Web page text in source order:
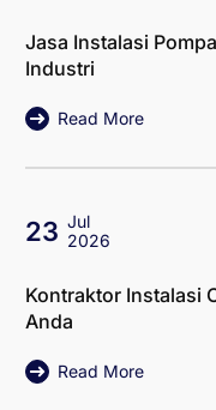
Jasa Instalasi
Industri
Read More
23 Jul
2026
Kontraktor Instalasi
Anda
Read More